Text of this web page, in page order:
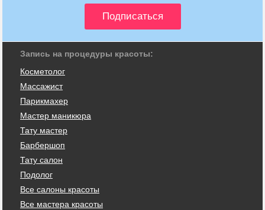
Запись на процедуры красоты:
Косметолог
Массажист
Парикмахер
Мастер маникюра
Тату мастер
Барбершоп
Тату салон
Подолог
Все салоны красоты
Все мастера красоты